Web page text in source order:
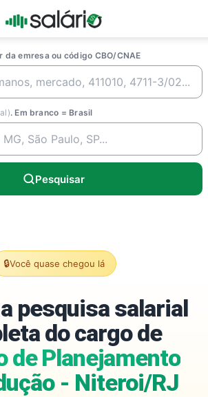
emresa ou código CBO/CNAE
. Em branco = Brasil
Pesquisar
🔒Você quase chegou lá
pesquisa salarial
do cargo de
de Planejamento
- Niteroi/RJ